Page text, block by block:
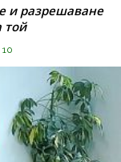
и разрешаване
той
10